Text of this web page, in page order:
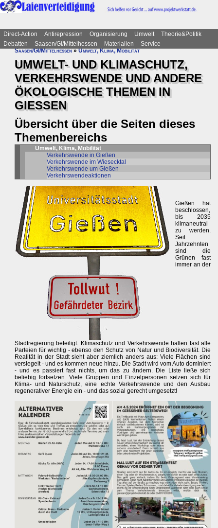
Direct-Action Antirepression Organisierung Umwelt
Theorie&Politik
Debatten
Saasen/GI/Mittelhessen Materialien
Service
Saasen/GI/Mittelhessen»Umwelt, Klima, Mobilität
UMWELT- UND KLIMASCHUTZ,
VERKEHRSWENDE UND ANDERE
ÖKOLOGISCHE THEMEN IN
GIESSEN
Übersicht über die Seiten dieses
Themenbereichs
Umwelt, Klima, Mobilität
Verkehrswende in Gießen
Verkehrswende im Wiesecktal
Verkehrswende um Gießen
Verkehrswendeaktionen
Gießen hat
beschlossen,
bis 2035
klimaneutral
zu werden.
Seit
Jahrzehnten
sind die
Grünen fast
immer an der
Stadtregierung beteiligt. Klimaschutz und Verkehrswende halten fast alle
Parteien für wichtig - ebenso den Schutz von Natur und Biodiversität. Die
Realität in der Stadt sieht aber ziemlich anders aus: Viele Flächen sind
versiegelt - und es kommen neue hinzu. Die Stadt wird vom Auto dominiert
- und es passiert fast nichts, um das zu ändern. Die Liste ließe sich
beliebig fortsetzen. Viele Gruppen und Einzelpersonen setzen sich für
Klima- und Naturschutz, eine echte Verkehrswende und den Ausbau
regenerativer Energie ein - und das sozial gerecht umgesetzt!